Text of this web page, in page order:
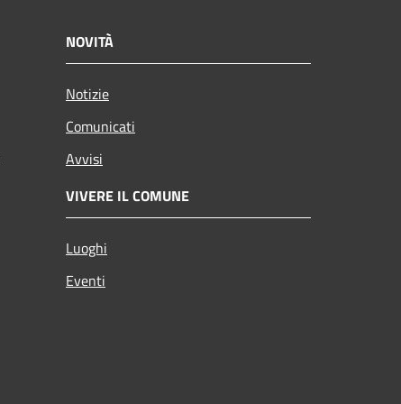
NOVITÀ
Notizie
Comunicati
Avvisi
VIVERE IL COMUNE
Luoghi
Eventi